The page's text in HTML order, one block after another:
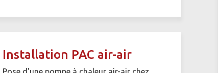
Installation PAC air-air